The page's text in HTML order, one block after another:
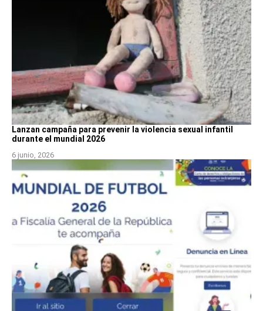
Lanzan campaña para prevenir la violencia sexual infantil
durante el mundial 2026
6 junio, 2026